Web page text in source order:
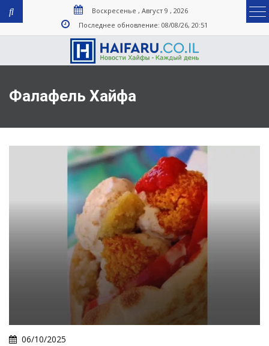
Воскресенье , Август 9 , 2026
Последнее обновление: 08/08/26, 20:51
Фалафель Хайфа
06/10/2025